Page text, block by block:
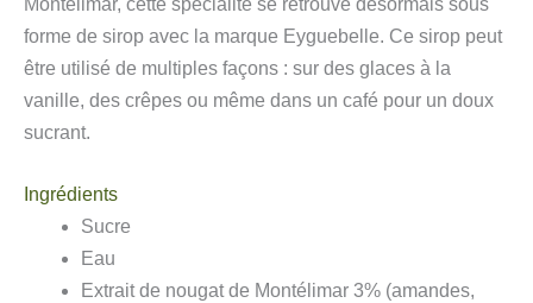
forme de sirop avec la marque Eyguebelle. Ce sirop peut
être utilisé de multiples façons : sur des glaces à la
vanille, des crêpes ou même dans un café pour un doux
sucrant.
Ingrédients
Sucre
Eau
Extrait de nougat de Montélimar 3% (amandes,